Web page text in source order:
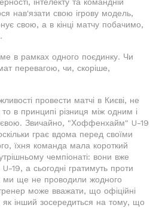
нав'язати свою ігрову модель,
свою, а в кінці матчу побачимо,
в рамках одного поєдинку. Чи
перевагою, чи, скоріше,
провести матчі в Києві, не
в принципі різниця між одним і
Звичайно, "Хоффенхайм" U-19
грає вдома перед своїми
їхня команда мала короткий
чемпіонаті: вони вже
19, а сьогодні гратимуть проти
ми ще не проводили жодного
може вважати, що офіційні
як інший зосередиться на тому, що